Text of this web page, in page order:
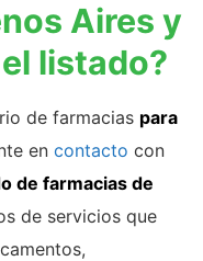
Aires y
listado?
de farmacias para
en contacto con
de farmacias de
de servicios que